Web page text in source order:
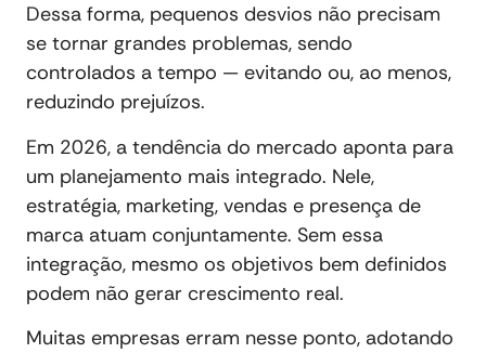
Dessa forma, pequenos desvios não precisam
se tornar grandes problemas, sendo
controlados a tempo — evitando ou, ao menos,
reduzindo prejuízos.
Em 2026, a tendência do mercado aponta para
um planejamento mais integrado. Nele,
estratégia, marketing, vendas e presença de
marca atuam conjuntamente. Sem essa
integração, mesmo os objetivos bem definidos
podem não gerar crescimento real.
Muitas empresas erram nesse ponto, adotando